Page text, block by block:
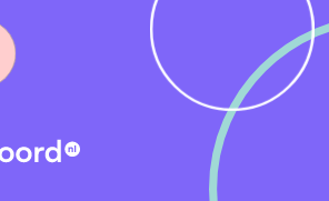
vacatures Leeuwarden
vacatures Drachten
vacatures Heerenveen
vacatures Sneek